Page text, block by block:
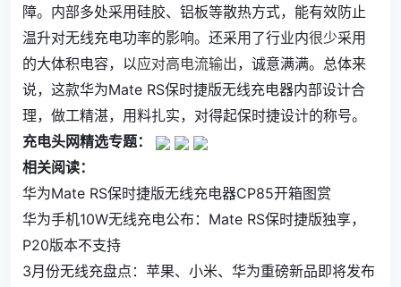
障。内部多处采用硅胶、铝板等散热方式，能有效防止
温升对无线充电功率的影响。还采用了行业内很少采用
的大体积电容，以应对高电流输出，诚意满满。总体来
说，这款华为Mate RS保时捷版无线充电器内部设计合
理，做工精湛，用料扎实，对得起保时捷设计的称号。
充电头网精选专题：
相关阅读：
华为Mate RS保时捷版无线充电器CP85开箱图赏
华为手机10W无线充电公布：Mate RS保时捷版独享，
P20版本不支持
3月份无线充盘点：苹果、小米、华为重磅新品即将发布